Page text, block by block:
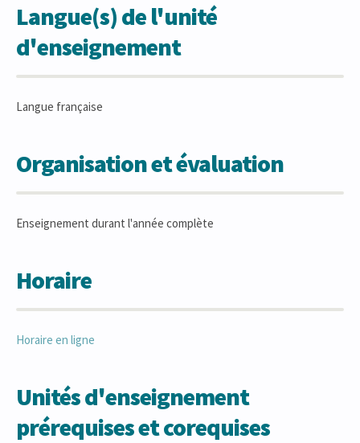
Langue(s) de l'unité
d'enseignement
Langue française
Organisation et évaluation
Enseignement durant l'année complète
Horaire
Horaire en ligne
Unités d'enseignement
prérequises et corequises